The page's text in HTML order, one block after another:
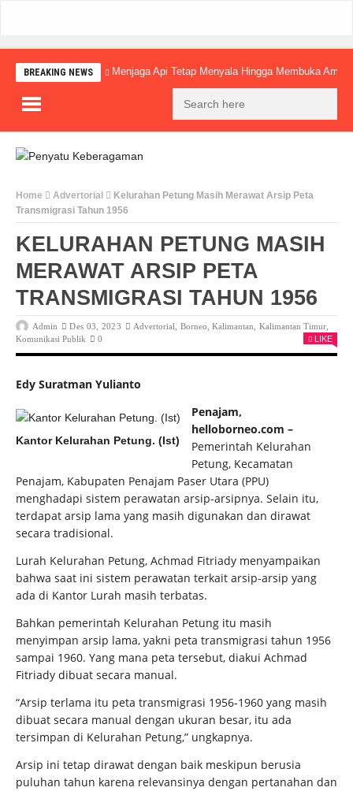
BREAKING NEWS Menjaga Api Tetap Menyala Hingga Membuka
Home Advertorial
Kelurahan Petung Masih Merawat Arsip Peta
Transmigrasi Tahun 1956
KELURAHAN PETUNG MASIH
MERAWAT ARSIP PETA
TRANSMIGRASI TAHUN 1956
Admin Des 03, 2023 Advertorial Borneo ,Kalimantan ,Kalimantan Timur
Komunikasi Publik
0 LIKE
Edy Suratman Yulianto
Kantor Kelurahan Petung. (Ist)
Penajam,
helloborneo.com –
Pemerintah Kelurahan
Petung, Kecamatan
Penajam, Kabupaten Penajam Paser Utara (PPU)
menghadapi sistem perawatan arsip-arsipnya. Selain itu,
terdapat arsip lama yang masih digunakan dan dirawat
secara tradisional.
Lurah Kelurahan Petung, Achmad Fitriady menyampaikan
bahwa saat ini sistem perawatan terkait arsip-arsip yang
ada di Kantor Lurah masih terbatas.
Bahkan pemerintah Kelurahan Petung itu masih
menyimpan arsip lama, yakni peta transmigrasi tahun 1956
sampai 1960. Yang mana peta tersebut, diakui Achmad
Fitriady dibuat secara manual.
“Arsip terlama itu peta transmigrasi 1956-1960 yang masih
dibuat secara manual dengan ukuran besar, itu ada
tersimpan di Kelurahan Petung,” ungkapnya.
Arsip ini tetap dirawat dengan baik meskipun berusia
puluhan tahun karena relevansinya dengan pertanahan dan